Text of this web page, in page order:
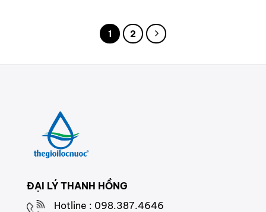
1 2
ĐẠI LÝ THANH HỒNG
Hotline : 098.387.4646